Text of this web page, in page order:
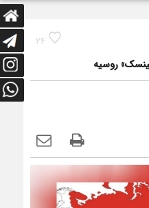
24
روسیه